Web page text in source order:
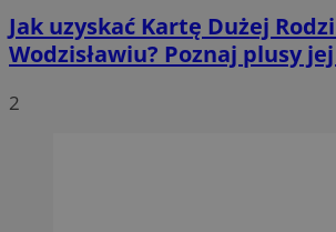
Jak uzyskać Kartę Dużej
Wodzisławiu? Poznaj plusy
2